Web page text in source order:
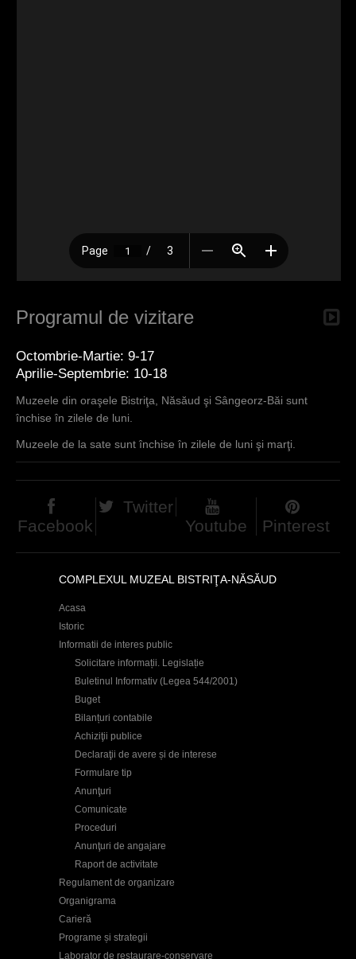
Programul de vizitare
Octombrie-Martie: 9-17
Aprilie-Septembrie: 10-18
Muzeele din oraşele Bistriţa, Năsăud şi Sângeorz-Băi sunt
închise în zilele de luni.
Muzeele de la sate sunt închise în zilele de luni şi marţi.
Facebook
Twitter
Youtube
Pinterest
COMPLEXUL MUZEAL BISTRIŢA-NĂSĂUD
Acasa
Istoric
Informatii de interes public
Solicitare informații. Legislație
Buletinul Informativ (Legea 544/2001)
Buget
Bilanțuri contabile
Achiziţii publice
Declaraţii de avere și de interese
Formulare tip
Anunţuri
Comunicate
Proceduri
Anunţuri de angajare
Raport de activitate
Regulament de organizare
Organigrama
Carieră
Programe și strategii
Laborator de restaurare-conservare